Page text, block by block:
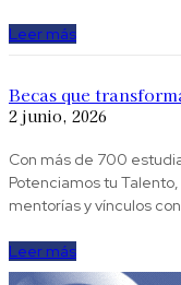
Leer más
Becas que
2 junio, 2026
Con más de 700
Potenciamos tu
mentorías y vínculos
Leer más